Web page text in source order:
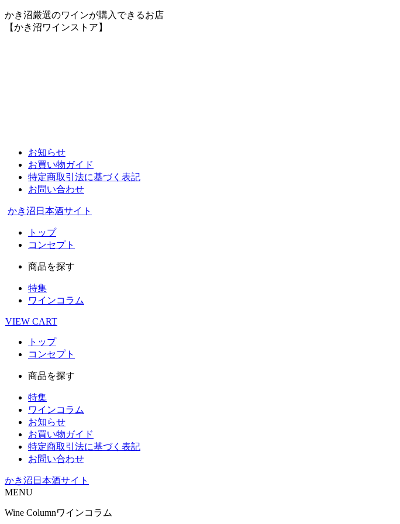
かき沼厳選のワインが購入できるお店
【かき沼ワインストア】
お知らせ
お買い物ガイド
特定商取引法に基づく表記
お問い合わせ
かき沼日本酒サイト
トップ
コンセプト
商品を探す
特集
ワインコラム
VIEW CART
トップ
コンセプト
商品を探す
特集
ワインコラム
お知らせ
お買い物ガイド
特定商取引法に基づく表記
お問い合わせ
かき沼日本酒サイト
MENU
Wine Columnワインコラム